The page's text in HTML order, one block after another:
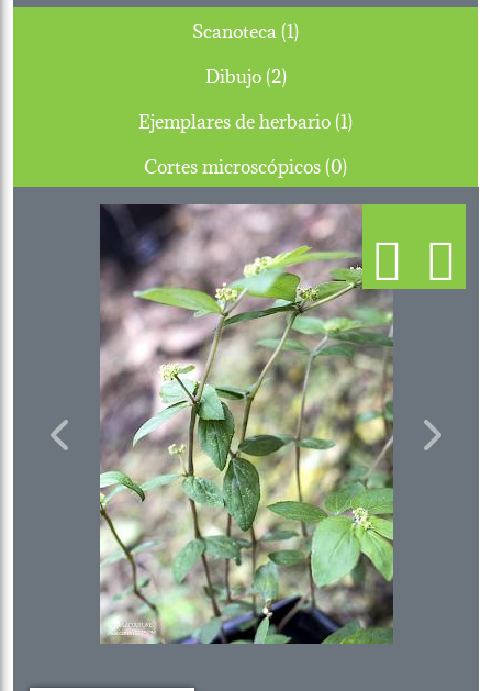
Scanoteca (1)
Dibujo (2)
Ejemplares de herbario (1)
Cortes microscópicos (0)
Previous Next